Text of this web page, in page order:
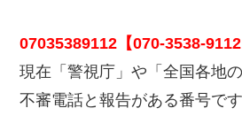
07035389112【070-3538-9112
現在「警視庁」や「全国各地
不審電話と報告がある番号です